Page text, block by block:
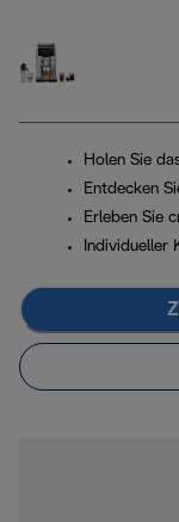
Holen Sie
Entdecken
Erleben Sie
Individueller